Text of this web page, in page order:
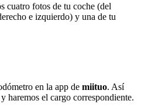
cuatro fotos de tu coche (del
e izquierdo) y una de tu
en la app de miituo. Así
haremos el cargo correspondiente.